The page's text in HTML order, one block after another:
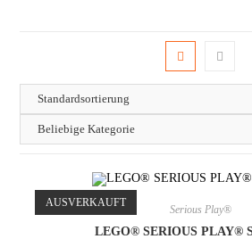
AUSVERKAUFT
Serious Play®
LEGO® SERIOUS PLAY®